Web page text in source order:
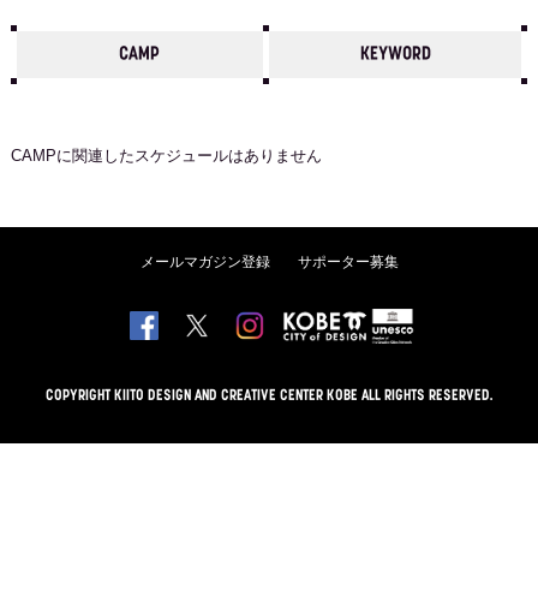
CAMP KEYWORD
CAMPに関連したスケジュールはありません
メールマガジン登録 サポーター募集
COPYRIGHT KIITO DESIGN AND CREATIVE CENTER KOBE ALL RIGHTS RESERVED.